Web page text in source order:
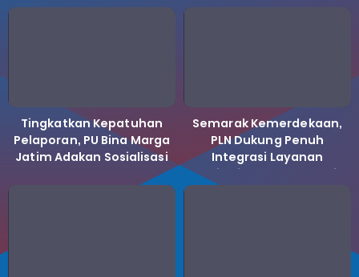
Tingkatkan Kepatuhan
Pelaporan, PU Bina Marga
Jatim Adakan Sosialisasi
Semarak Kemerdekaan,
PLN Dukung Penuh
Integrasi Layanan
Kelistrikan ke Koperasi